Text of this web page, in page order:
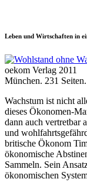
Leben und Wirtschaften in
oekom Verlag 2011
München. 231 Seiten.
Wachstum ist nicht
dieses Ökonomen-
dann auch vertretbar
und
britische Ökonom
ökonomische
Sammeln. Sein
ökonomischen